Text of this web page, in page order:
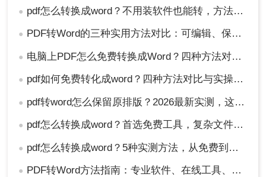
● pdf怎么转换成word？不用装软件也能转，方法在这！
● PDF转Word的三种实用方法对比：可编辑、保格式、避风险！
● 电脑上PDF怎么免费转换成Word？四种方法对比与实操指南（附详细表格）!
● pdf如何免费转化成word？四种方法对比与实操指南（附详细表格）
● pdf转word怎么保留原排版？2026最新实测，这5种方法从免费到专业全搞定！
● pdf怎么转换成word？首选免费工具，复杂文件再上专业软件！
● pdf怎么转换成word？5种实测方法，从免费到专业全攻略！
● PDF转Word方法指南：专业软件、在线工具、Word内置与改后缀名4种方案对比！